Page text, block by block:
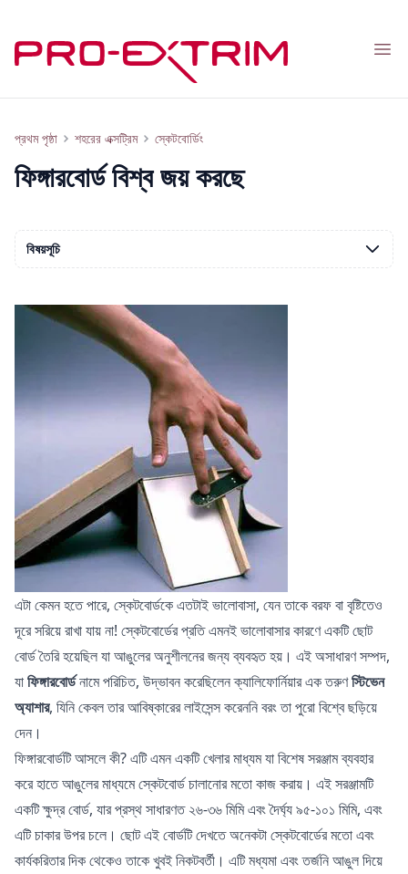
প্রথম পৃষ্ঠা শহরের এক্সট্রিম স্কেটবোর্ডিং
ফিঙ্গারবোর্ড: আঙুলের স্কেটবোর্ড যা বিশ্ব জয় করছে
ফিঙ্গারবোর্ড বিশ্ব জয় করছে
এটা কেমন হতে পারে, স্কেটবোর্ডকে এতটাই ভালোবাসা, যেন তাকে বরফ বা বৃষ্টিতেও
দূরে সরিয়ে রাখা যায় না! স্কেটবোর্ডের প্রতি এমনই ভালোবাসার কারণে একটি ছোট
বোর্ড তৈরি হয়েছিল যা আঙুলের অনুশীলনের জন্য ব্যবহৃত হয়। এই অসাধারণ সম্পদ,
যাফিঙ্গারবোর্ডনামে পরিচিত, উদ্ভাবন করেছিলেন ক্যালিফোর্নিয়ার এক তরুণস্টিভেন
অ্যাশার, যিনি কেবল তার আবিষ্কারের লাইসেন্স করেননি বরং তা পুরো বিশ্বে ছড়িয়ে
দেন।
ফিঙ্গারবোর্ডটি আসলে কী? এটি এমন একটি খেলার মাধ্যম যা বিশেষ সরঞ্জাম ব্যবহার
করে হাতে আঙুলের মাধ্যমে স্কেটবোর্ড চালানোর মতো কাজ করায়। এই সরঞ্জামটি
একটি ক্ষুদ্র বোর্ড, যার প্রস্থ সাধারণত ২৬-৩৬ মিমি এবং দৈর্ঘ্য ৯৫-১০১ মিমি, এবং
এটি চাকার উপর চলে। ছোট এই বোর্ডটি দেখতে অনেকটা স্কেটবোর্ডের মতো এবং
কার্যকরিতার দিক থেকেও তাকে খুবই নিকটবর্তী। এটি মধ্যমা এবং তর্জনি আঙুল দিয়ে
বিষয়সূচি